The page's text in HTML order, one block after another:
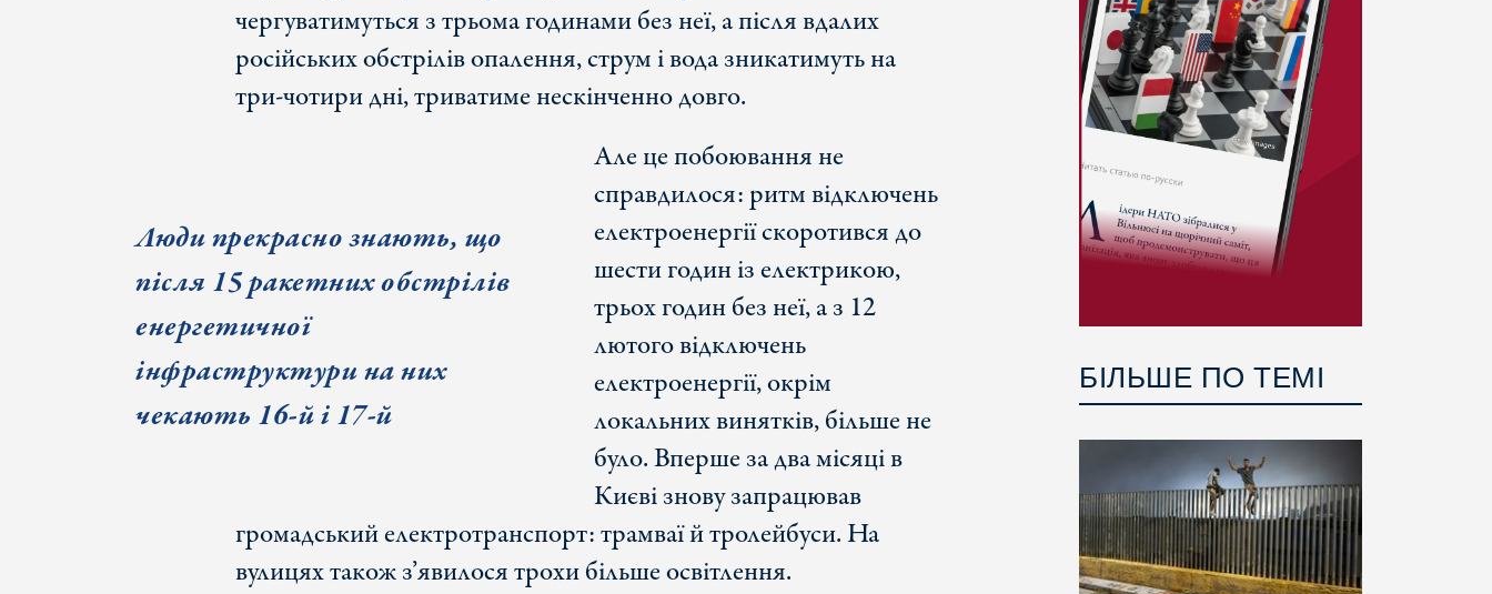
чергуватимуться з трьома годинами без неї, а після вдалих
російських обстрілів опалення, струм і вода зникатимуть на
три-чотири дні, триватиме нескінченно довго.
Люди прекрасно знають, що
після 15 ракетних обстрілів
енергетичної
інфраструктури на них
чекають 16-й і 17-й
Але це побоювання не
справдилося: ритм відключень
електроенергії скоротився до
шести годин із електрикою,
трьох годин без неї, а з 12
лютого відключень
електроенергії, окрім
локальних винятків, більше не
було. Вперше за два місяці в
Києві знову запрацював
громадський електротранспорт: трамваї й тролейбуси. На
вулицях також з’явилося трохи більше освітлення.
БІЛЬШЕ ПО ТЕМІ